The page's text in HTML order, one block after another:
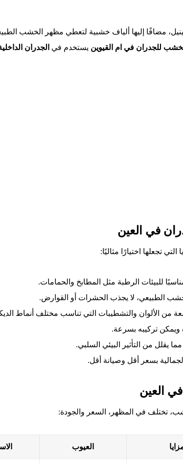
مضافًا إليها ألياف خشبية لتعطي مظهر الخشب
للجدران في ام القيوين يستخدم في الجدران
في العين
تجعلها اختيارًا مثاليًا:
للبيئات الرطبة مثل المطابخ والحمامات.
الطبيعي، لا يجذب الحشرات أو القوارض.
من الألوان والتشطيبات التي تناسب مختلف أنماط
ويمكن تركيبه بسرعة.
يقلل من التأثير البيئي السلبي.
بسعر أقل وصيانة أقل.
العين
تختلف في المظهر، السعر والجودة:
العيوب